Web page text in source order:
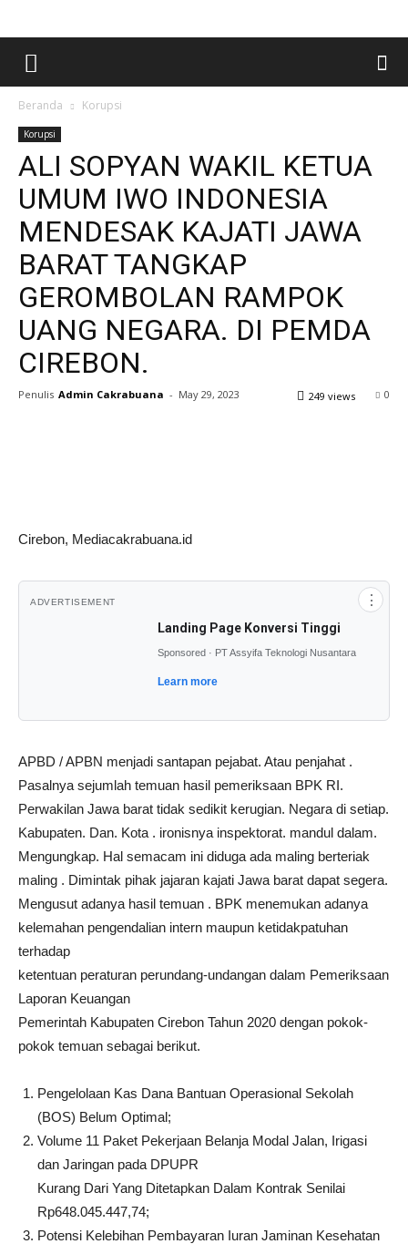
Beranda Korupsi
Korupsi
ALI SOPYAN WAKIL KETUA
UMUM IWO INDONESIA
MENDESAK KAJATI JAWA
BARAT TANGKAP
GEROMBOLAN RAMPOK
UANG NEGARA. DI PEMDA
CIREBON.
Penulis Admin Cakrabuana - May 29, 2023 0
249 views
Cirebon, Mediacakrabuana.id
ADVERTISEMENT ⋮
Landing Page Konversi Tinggi
Sponsored · PT Assyifa Teknologi Nusantara
Learn more
APBD / APBN menjadi santapan pejabat. Atau penjahat .
Pasalnya sejumlah temuan hasil pemeriksaan BPK RI.
Perwakilan Jawa barat tidak sedikit kerugian. Negara di setiap.
Kabupaten. Dan. Kota . ironisnya inspektorat. mandul dalam.
Mengungkap. Hal semacam ini diduga ada maling berteriak
maling . Dimintak pihak jajaran kajati Jawa barat dapat segera.
Mengusut adanya hasil temuan . BPK menemukan adanya
kelemahan pengendalian intern maupun ketidakpatuhan
terhadap
ketentuan peraturan perundang-undangan dalam Pemeriksaan
Laporan Keuangan
Pemerintah Kabupaten Cirebon Tahun 2020 dengan pokok-
pokok temuan sebagai berikut.
Pengelolaan Kas Dana Bantuan Operasional Sekolah
(BOS) Belum Optimal;
Volume 11 Paket Pekerjaan Belanja Modal Jalan, Irigasi
dan Jaringan pada DPUPR
Kurang Dari Yang Ditetapkan Dalam Kontrak Senilai
Rp648.045.447,74;
Potensi Kelebihan Pembayaran Iuran Jaminan Kesehatan